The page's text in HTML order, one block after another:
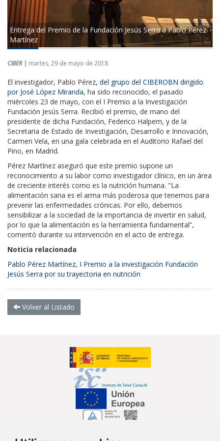
Entrega del Premio de la Fundación Jesús Serra a Pablo Pérez
Martínez
CIBER | martes, 29 de mayo de 2018
El investigador, Pablo Pérez, del grupo del CIBEROBN dirigido
por José López Miranda, ha sido reconocido, el pasado
miércoles 23 de mayo, con el I Premio a la Investigación
Fundación Jesús Serra. Recibió el premio, de mano del
presidente de dicha Fundación, Federico Halpern, y de la
Secretaria de Estado de Investigación, Desarrollo e Innovación,
Carmen Vela, en una gala celebrada en el Auditorio Rafael del
Pino, en Madrid.
Pérez Martínez aseguró que este premio supone un
reconocimiento a su labor como investigador clínico, en un área
de creciente interés como es la nutrición humana. "La
alimentación sana es el arma más poderosa que tenemos para
prevenir las enfermedades crónicas. Por ello, debemos
sensibilizar a la sociedad de la importancia de invertir en salud,
por lo que la alimentación es la herramienta fundamental”,
comentó durante su intervención en el acto de entrega.
Noticia relacionada
Pablo Pérez Martínez, I Premio a la investigación Fundación
Jesús Serra por su trayectoria en nutrición
Volver al Listado